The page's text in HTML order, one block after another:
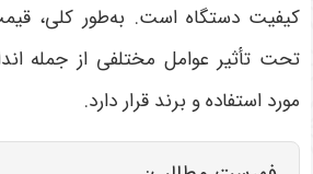
کیفیت دستگاه است. به‌طور کلی،
تحت تأثیر عوامل مختلفی از جمله
مورد استفاده و برند قرار دارد.